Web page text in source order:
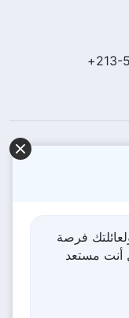
فرصة
أنت مستعد